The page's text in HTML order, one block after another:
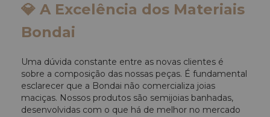
💎 A Excelência dos Materiais
Bondai
Uma dúvida constante entre as novas clientes é
sobre a composição das nossas peças. É fundamental
esclarecer que a Bondai não comercializa joias
maciças. Nossos produtos são semijoias banhadas,
desenvolvidas com o que há de melhor no mercado